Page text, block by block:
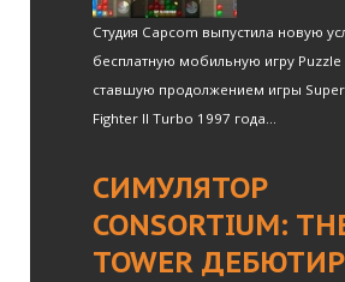
Студия Capcom выпустила новую
бесплатную мобильную игру Puzzle
ставшую продолжением игры Super
Fighter II Turbo 1997 года...
СИМУЛЯТОР
CONSORTIUM:
TOWER